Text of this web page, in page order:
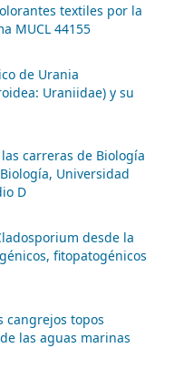
textiles por la
MUCL 44155
de Urania
Uraniidae) y su
carreras de Biología
Universidad
D
desde la
fitopatogénicos
cangrejos topos
las aguas marinas